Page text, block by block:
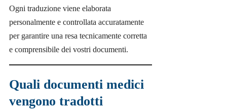
Ogni traduzione viene elaborata
personalmente e controllata accuratamente
per garantire una resa tecnicamente corretta
e comprensibile dei vostri documenti.
Quali documenti medici
vengono tradotti